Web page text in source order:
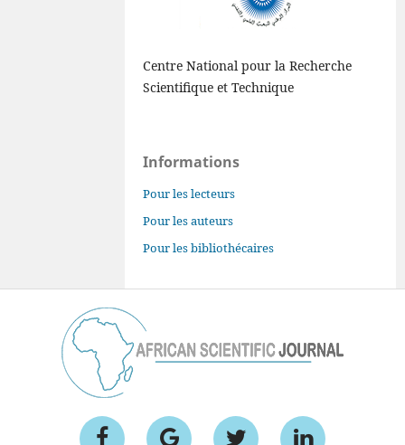
Centre National pour la Recherche
Scientifique et Technique
Informations
Pour les lecteurs
Pour les auteurs
Pour les bibliothécaires